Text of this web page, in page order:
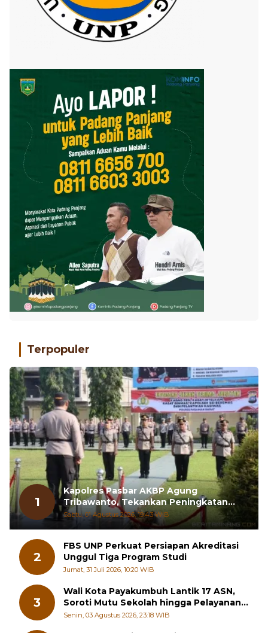
Terpopuler
1
Kapolres Pasbar AKBP Agung
Tribawanto, Tekankan Peningkatan
Pelayanan dan Sinergi dengan
Masyarakat
Sabtu, 01 Agustus 2026, 19:43 WIB
2
FBS UNP Perkuat Persiapan Akreditasi
Unggul Tiga Program Studi
Jumat, 31 Juli 2026, 10:20 WIB
3
Wali Kota Payakumbuh Lantik 17 ASN,
Soroti Mutu Sekolah hingga Pelayanan
RSUD
Senin, 03 Agustus 2026, 23:18 WIB